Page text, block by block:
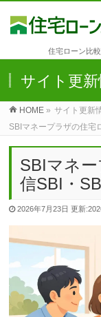
住宅ローン比
サイト更新
HOME » サイト更新
SBIマネープラザの住宅
SBIマネ
信SBI・
2026年7月23日更新